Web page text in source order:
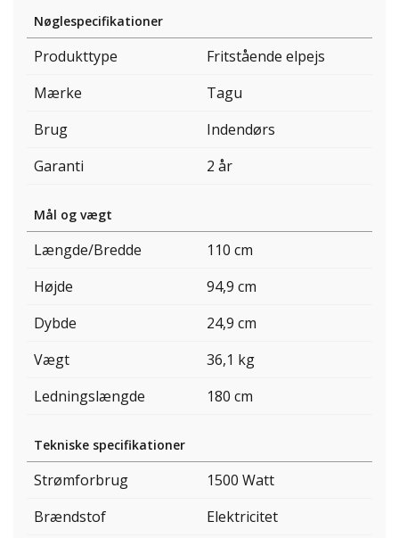
Nøglespecifikationer
Produkttype
Fritstående elpejs
Mærke
Tagu
Brug
Indendørs
Garanti
2 år
Mål og vægt
Længde/Bredde
110 cm
Højde
94,9 cm
Dybde
24,9 cm
Vægt
36,1 kg
Ledningslængde
180 cm
Tekniske specifikationer
Strømforbrug
1500 Watt
Brændstof
Elektricitet